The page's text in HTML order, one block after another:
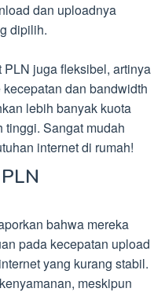
dan uploadnya
dipilih.
juga fleksibel, artinya
dan bandwidth
lebih banyak kuota
tinggi. Sangat mudah
internet di rumah!
bahwa mereka
pada kecepatan upload
yang kurang stabil.
meskipun